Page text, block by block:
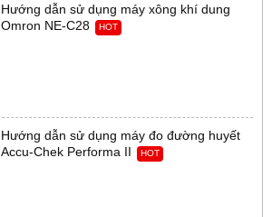
Hướng dẫn sử dụng máy xông khí dung
Omron NE-C28
HOT
Hướng dẫn sử dụng máy đo đường huyết
Accu-Chek Performa II
HOT